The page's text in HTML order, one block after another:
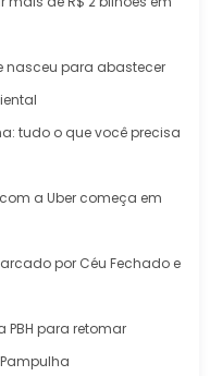
nasceu para abastecer
tudo o que você precisa
a Uber começa em
por Céu Fechado e
para retomar